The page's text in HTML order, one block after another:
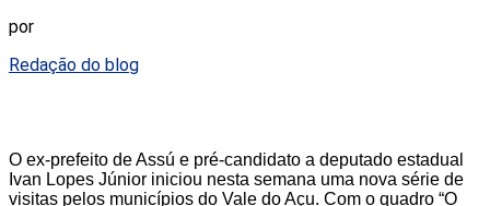
por
Redação do blog
O ex-prefeito de Assú e pré-candidato a deputado estadual
Ivan Lopes Júnior iniciou nesta semana uma nova série de
visitas pelos municípios do Vale do Açu. Com o quadro “O